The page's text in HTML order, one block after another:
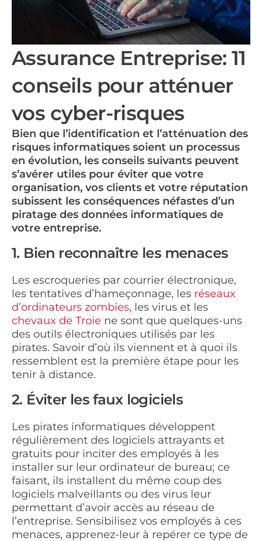
Assurance Entreprise: 11
conseils pour atténuer
vos cyber-risques
Bien que l’identification et l’atténuation des
risques informatiques soient un processus
en évolution, les conseils suivants peuvent
s’avérer utiles pour éviter que votre
organisation, vos clients et votre réputation
subissent les conséquences néfastes d’un
piratage des données informatiques de
votre entreprise.
1. Bien reconnaître les menaces
Les escroqueries par courrier électronique,
les tentatives d’hameçonnage, les réseaux
d’ordinateurs zombies, les virus et les
chevaux de Troie ne sont que quelques-uns
des outils électroniques utilisés par les
pirates. Savoir d’où ils viennent et à quoi ils
ressemblent est la première étape pour les
tenir à distance.
2. Éviter les faux logiciels
Les pirates informatiques développent
régulièrement des logiciels attrayants et
gratuits pour inciter des employés à les
installer sur leur ordinateur de bureau; ce
faisant, ils installent du même coup des
logiciels malveillants ou des virus leur
permettant d’avoir accès au réseau de
l’entreprise. Sensibilisez vos employés à ces
menaces, apprenez-leur à repérer ce type de